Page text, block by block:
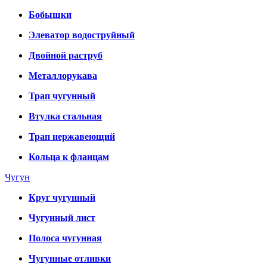
Бобышки
Элеватор водоструйный
Двойной раструб
Металлорукава
Трап чугунный
Втулка стальная
Трап нержавеющий
Кольца к фланцам
Чугун
Круг чугунный
Чугунный лист
Полоса чугунная
Чугунные отливки